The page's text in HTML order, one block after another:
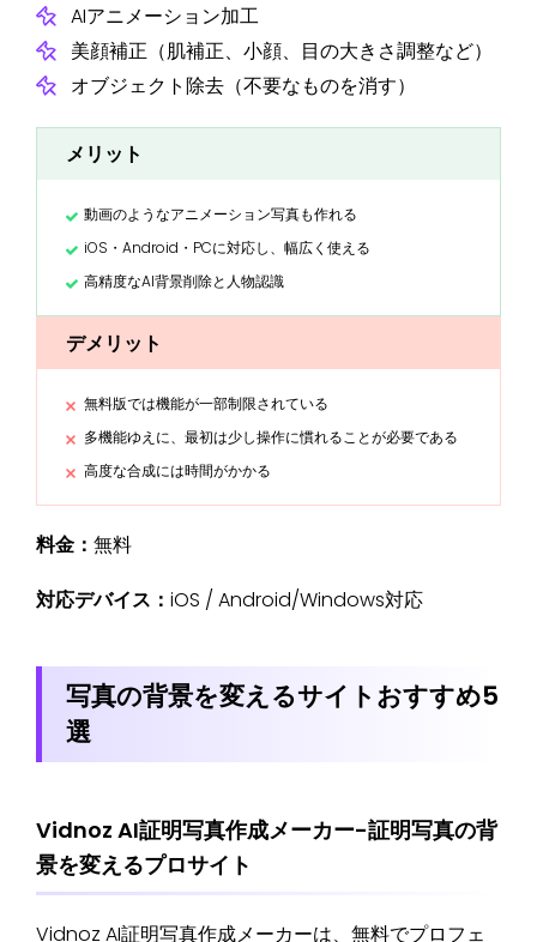
AIアニメーション加工
美顔補正（肌補正、小顔、目の大きさ調整など）
オブジェクト除去（不要なものを消す）
メリット
動画のようなアニメーション写真も作れる
iOS・Android・PCに対応し、幅広く使える
高精度なAI背景削除と人物認識
デメリット
無料版では機能が一部制限されている
多機能ゆえに、最初は少し操作に慣れることが必要である
高度な合成には時間がかかる
料金： 無料
対応デバイス： iOS / Android/Windows対応
写真の背景を変えるサイトおすすめ5
選
Vidnoz AI証明写真作成メーカー-証明写真の背
景を変えるプロサイト
Vidnoz AI証明写真作成メーカーは、無料でプロフェ